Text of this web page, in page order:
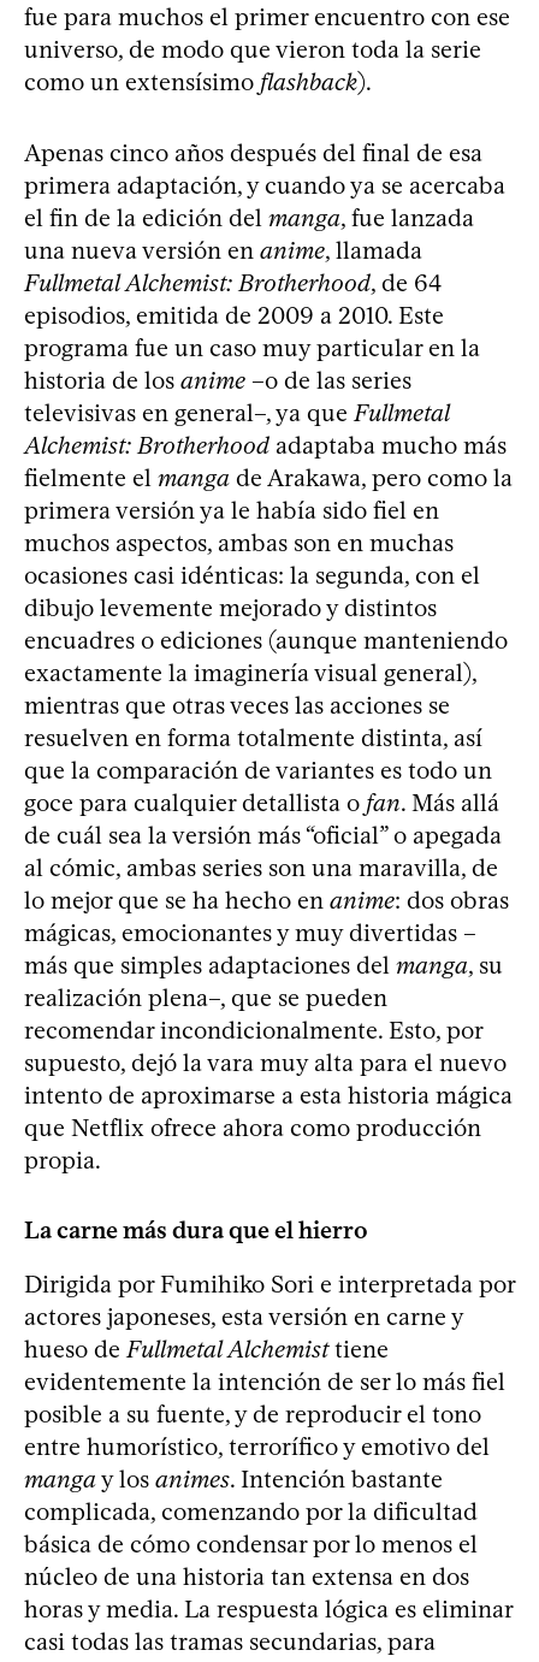
fue para muchos el primer encuentro con ese
universo, de modo que vieron toda la serie
como un extensísimo flashback).
Apenas cinco años después del final de esa
primera adaptación, y cuando ya se acercaba
el fin de la edición del manga, fue lanzada
una nueva versión en anime, llamada
Fullmetal Alchemist: Brotherhood, de 64
episodios, emitida de 2009 a 2010. Este
programa fue un caso muy particular en la
historia de los anime –o de las series
televisivas en general–, ya queFullmetal
Alchemist: Brotherhood adaptaba mucho más
fielmente el manga de Arakawa, pero como la
primera versión ya le había sido fiel en
muchos aspectos, ambas son en muchas
ocasiones casi idénticas: la segunda, con el
dibujo levemente mejorado y distintos
encuadres o ediciones (aunque manteniendo
exactamente la imaginería visual general),
mientras que otras veces las acciones se
resuelven en forma totalmente distinta, así
que la comparación de variantes es todo un
goce para cualquier detallista o fan. Más allá
de cuál sea la versión más “oficial” o apegada
al cómic, ambas series son una maravilla, de
lo mejor que se ha hecho en anime: dos obras
mágicas, emocionantes y muy divertidas –
más que simples adaptaciones del manga, su
realización plena–, que se pueden
recomendar incondicionalmente. Esto, por
supuesto, dejó la vara muy alta para el nuevo
intento de aproximarse a esta historia mágica
que Netflix ofrece ahora como producción
propia.
La carne más dura que el hierro
Dirigida por Fumihiko Sori e interpretada por
actores japoneses, esta versión en carne y
hueso deFullmetal Alchemisttiene
evidentemente la intención de ser lo más fiel
posible a su fuente, y de reproducir el tono
entre humorístico, terrorífico y emotivo del
mangay los animes. Intención bastante
complicada, comenzando por la dificultad
básica de cómo condensar por lo menos el
núcleo de una historia tan extensa en dos
horas y media. La respuesta lógica es eliminar
casi todas las tramas secundarias, para